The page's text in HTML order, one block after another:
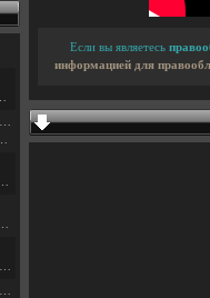
Если вы являетесь
информацией для